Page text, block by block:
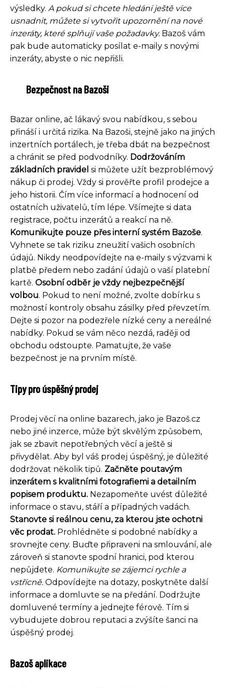
výsledky. A pokud si chcete hledání ještě více
usnadnit, můžete si vytvořit upozornění na nové
inzeráty, které splňují vaše požadavky. Bazoš vám
pak bude automaticky posílat e-maily s novými
inzeráty, abyste o nic nepřišli.
Bezpečnost na Bazoši
Bazar online, ač lákavý svou nabídkou, s sebou
přináší i určitá rizika. Na Bazoši, stejně jako na jiných
inzertních portálech, je třeba dbát na bezpečnost
a chránit se před podvodníky. Dodržováním
základních pravidel si můžete užít bezproblémový
nákup či prodej. Vždy si prověřte profil prodejce a
jeho historii. Čím více informací a hodnocení od
ostatních uživatelů, tím lépe. Všímejte si data
registrace, počtu inzerátů a reakcí na ně.
Komunikujte pouze přes interní systém Bazoše.
Vyhnete se tak riziku zneužití vašich osobních
údajů. Nikdy neodpovídejte na e-maily s výzvami k
platbě předem nebo zadání údajů o vaší platební
kartě. Osobní odběr je vždy nejbezpečnější
volbou. Pokud to není možné, zvolte dobírku s
možností kontroly obsahu zásilky před převzetím.
Dejte si pozor na podezřele nízké ceny a nereálné
nabídky. Pokud se vám něco nezdá, raději od
obchodu odstoupte. Pamatujte, že vaše
bezpečnost je na prvním místě.
Tipy pro úspěšný prodej
Prodej věcí na online bazarech, jako je Bazoš.cz
nebo jiné inzerce, může být skvělým způsobem,
jak se zbavit nepotřebných věcí a ještě si
přivydělat. Aby byl váš prodej úspěšný, je důležité
dodržovat několik tipů. Začněte poutavým
inzerátem s kvalitními fotografiemi a detailním
popisem produktu. Nezapomeňte uvést důležité
informace o stavu, stáří a případných vadách.
Stanovte si reálnou cenu, za kterou jste ochotni
věc prodat. Prohlédněte si podobné nabídky a
srovnejte ceny. Buďte připraveni na smlouvání, ale
zároveň si stanovte spodní hranici, pod kterou
nepůjdete. Komunikujte se zájemci rychle a
vstřícně. Odpovídejte na dotazy, poskytněte další
informace a domluvte se na předání. Dodržujte
domluvené termíny a jednejte férově. Tím si
vybudujete dobrou reputaci a zvýšíte šanci na
úspěšný prodej.
Bazoš aplikace